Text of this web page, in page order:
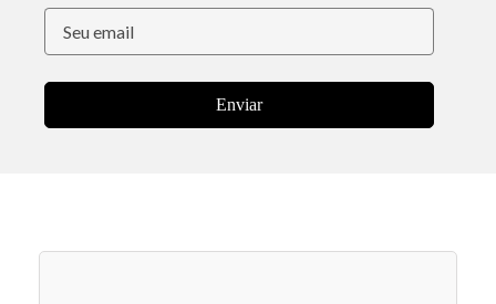
Enviar